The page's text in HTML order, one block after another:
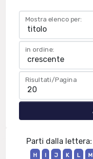
Mostra elenco per:
in ordine:
Risultati/Pagina
Parti dalla lettera:
H
I J K L M